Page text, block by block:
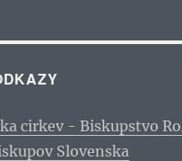
cirkev - Biskupstvo
Slovenska